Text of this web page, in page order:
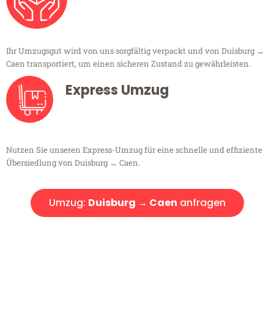
Ihr Umzugsgut wird von uns sorgfältig verpackt und von Duisburg →
Caen transportiert, um einen sicheren Zustand zu gewährleisten.
Express Umzug
Nutzen Sie unseren Express-Umzug für eine schnelle und effiziente
Übersiedlung von Duisburg → Caen.
Umzug: Duisburg → Caen anfragen